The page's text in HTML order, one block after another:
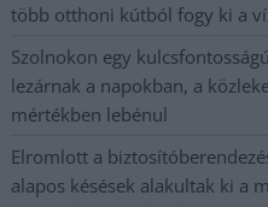
több otthoni kútból fogy ki a
Szolnokon egy
lezárnak a napokban, a
mértékben lebénul
Elromlott a
alapos késések alakultak ki a